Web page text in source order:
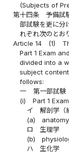
(Subjects of
第十四条
予備試
部試験を更に分
れぞれ次のとお
Article 14
(1)
Part 1 Exam
divided into a
subject
follows:
一
第一部試験
(i)
Part 1 Exam
イ
解剖学（
(a)
ロ
生理学
(b)
ハ
生化学